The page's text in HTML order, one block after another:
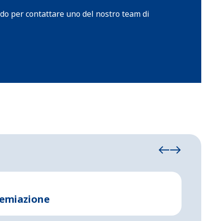
per contattare uno del nostro team di